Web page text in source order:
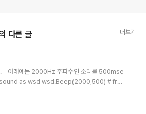
다른 글 더보기
. - 아래예는 2000Hz 주파수인 소리를 500mse
as wsd wsd.Beep(2000,500) # fre
igotit.tistory.com/2910